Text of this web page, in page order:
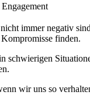
immer negativ
finden.
wir uns so